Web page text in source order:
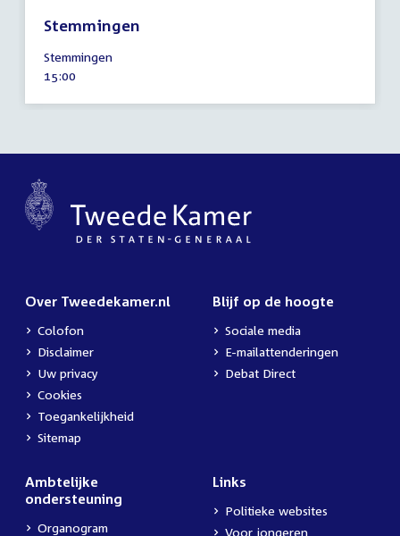
Stemmingen
december
2022
Stemmingen
Tijd
15:00
Over Tweedekamer.nl
Colofon
Disclaimer
Uw privacy
Cookies
Toegankelijkheid
Sitemap
Blijf op de hoogte
Sociale media
E-mailattenderingen
Debat Direct
Ambtelijke
ondersteuning
Organogram
Links
Politieke websites
Voor jongeren